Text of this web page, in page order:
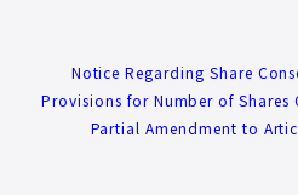
Notice Regarding Share
Provisions for Number of
Partial Amendment to